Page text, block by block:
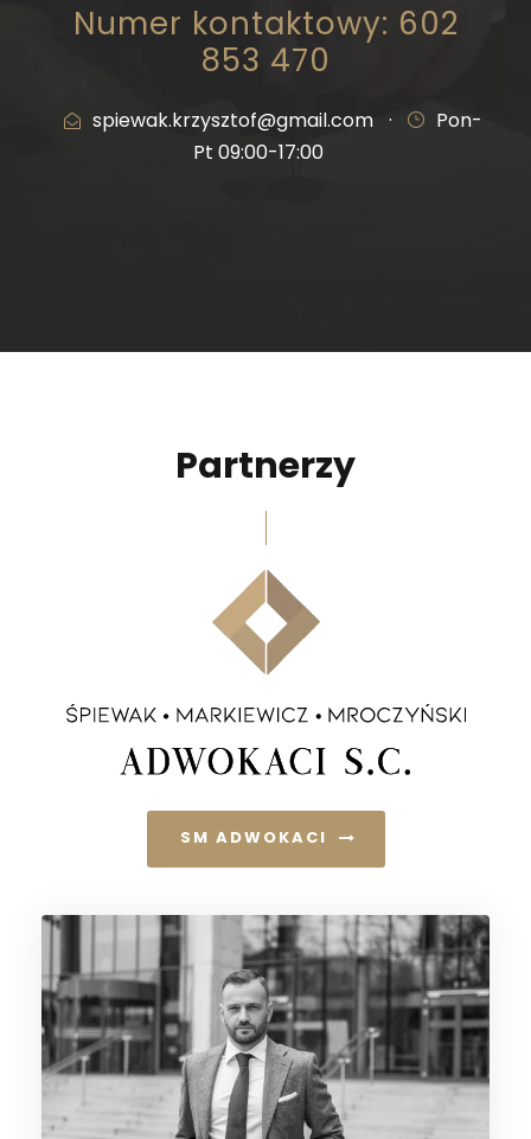
Numer kontaktowy: 602
853 470
spiewak.krzysztof@gmail.com ·
Pon-
Pt 09:00-17:00
Partnerzy
SM ADWOKACI